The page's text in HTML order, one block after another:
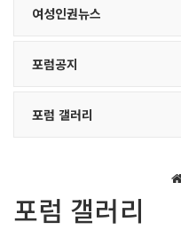
여성인권뉴스
포럼공지
포럼 갤러리
포럼 갤러리